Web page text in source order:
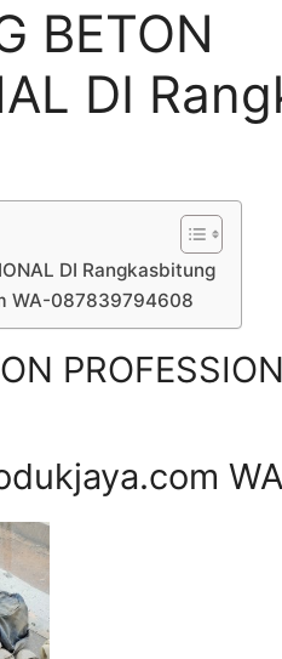
BETON
DI
DI Rangkasbitung
WA-087839794608